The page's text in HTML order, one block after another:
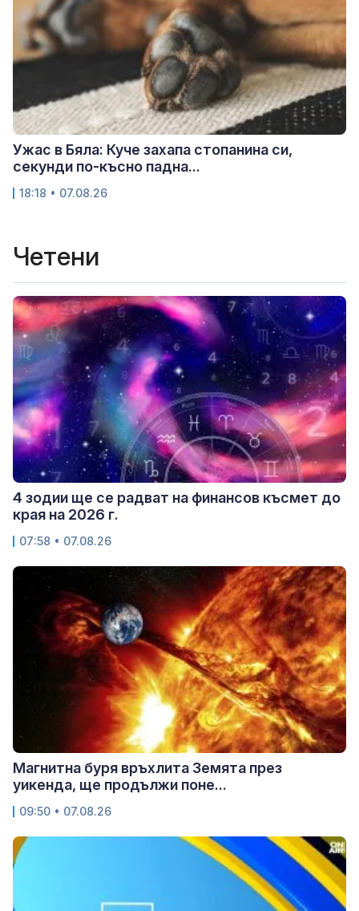
Ужас в Бяла: Куче захапа стопанина си,
секунди по-късно падна...
18:18 • 07.08.26
Четени
4 зодии ще се радват на финансов късмет до
края на 2026 г.
07:58 • 07.08.26
Магнитна буря връхлита Земята през
уикенда, ще продължи поне...
09:50 • 07.08.26